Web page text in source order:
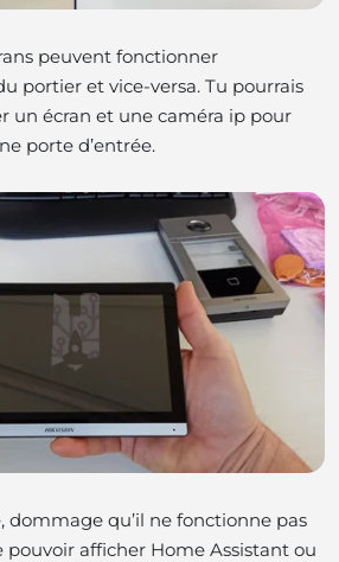
peuvent fonctionner
portier et vice-versa. Tu pourrais
un écran et une caméra ip pour
porte d’entrée.
dommage qu’il ne fonctionne pas
pouvoir afficher Home Assistant ou